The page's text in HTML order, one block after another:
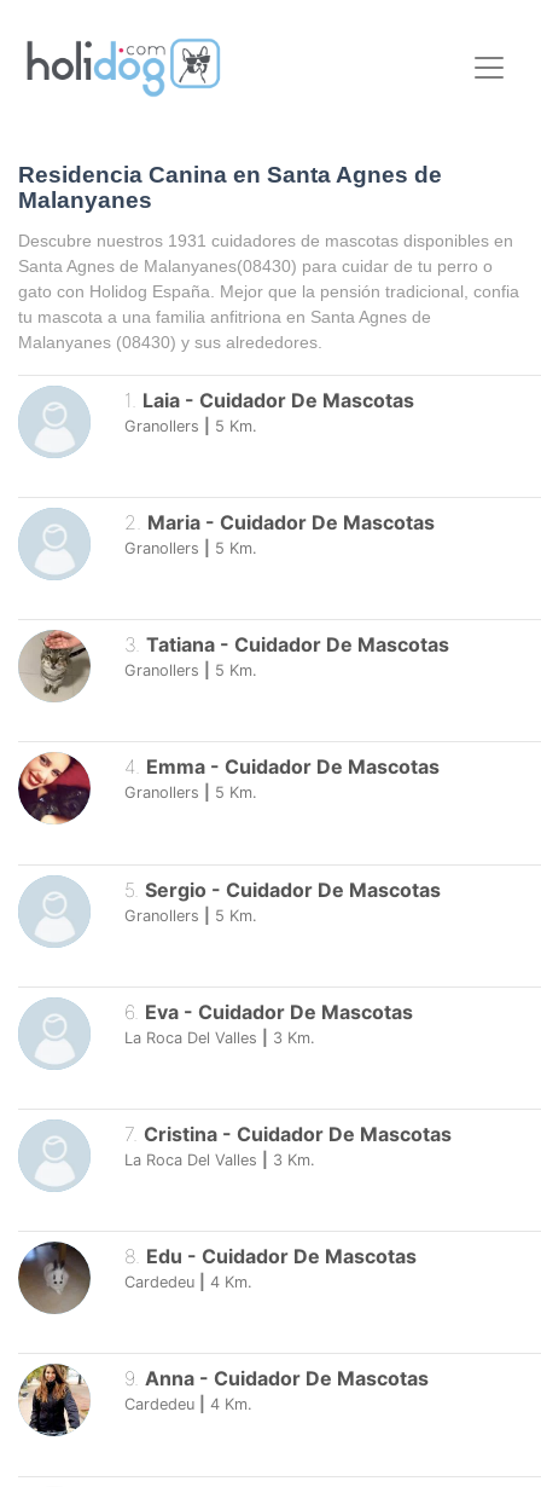
Residencia Canina en Santa Agnes de
Malanyanes
Descubre nuestros 1931 cuidadores de mascotas disponibles en
Santa Agnes de Malanyanes(08430) para cuidar de tu perro o
gato con Holidog España. Mejor que la pensión tradicional, confia
tu mascota a una familia anfitriona en Santa Agnes de
Malanyanes (08430) y sus alrededores.
1 Laia - Cuidador De Mascotas
Granollers 5 Km.
2. Maria - Cuidador De Mascotas
Granollers 5 Km.
3. Tatiana - Cuidador De Mascotas
Granollers 5 Km.
4. Emma - Cuidador De Mascotas
Granollers 5 Km.
5 Sergio - Cuidador De Mascotas
Granollers 5 Km.
6 Eva - Cuidador De Mascotas
La Roca Del Valles 3 Km.
7. Cristina - Cuidador De Mascotas
La Roca Del Valles 3 Km.
8. Edu - Cuidador De Mascotas
Cardedeu 4 Km.
9. Anna - Cuidador De Mascotas
Cardedeu 4 Km.